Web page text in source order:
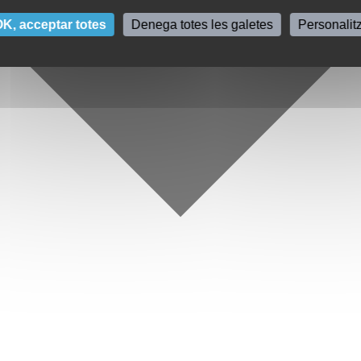
acceptar totes Denega totes les galetes